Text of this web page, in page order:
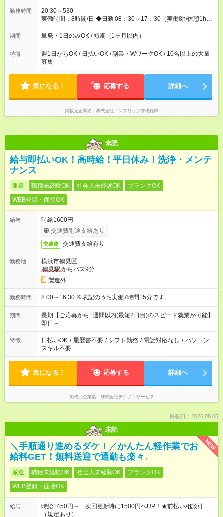
す！ 業者さんと協力し合って、早く仕事を終えるほど、お
得……！ ◆その他 資格応援手当・隊長手当等 アルバイトから社
おります☆ 【試用期間】試用期間なし
勤務時間
20:30～530
実働時間：8時間/日 ◆日勤 08：30～17：30（実働8h/休憩1h）
◆夜勤 20：30～翌05：30（実働8h/休憩1h） ※勤務地により勤
務時間は多少変動あり ◆希望のシフトで働ける！ 希望の勤務日
夜勤・深夜・早朝のお仕事もございます
期間 単発・1日のみOK / 短期（1ヶ月以内）
特徴
週1日からOK / 日払いOK / 副業・WワークOK / 10名以上の大量
募集
気になる！ 応募する 詳細へ
掲載元企業名 株式会社エンブリッジ警備保障
未読
給与即払いOK！高時給！平日休み！洗浄・メンテ
ナンス
派遣 職種未経験OK 社会人未経験OK
ブランクOK
WEB登録・面接OK
給与
時給1600円
交通費別途支給あり
交通費 交通費支給有り
勤務地
横浜市鶴見区
鶴見駅からバス9分
製造外
勤務時間 8:00～16:30 ※表記のうち実働7時間15分です。
期間
長期【ご応募から1週間以内(最短2日目)のスピード就業が可能】
即日～
特徴 日払いOK / 履歴書不要 / シフト勤務 / 電話対応なし / パソコン
スキル不要
気になる！ 応募する 詳細へ
掲載元企業名 株式会社テクノ・サービス
掲載日：2026.08.05
未読
NEW
＼手順通り進めるダケ！／かんたん軽作業でお
給料GET！無料送迎で通勤も楽々♩
派遣 職種未経験OK 社会人未経験OK
ブランクOK
WEB登録・面接OK
給与
時給1450円～ 次回更新時に1500円へUP！★前払い相談可
（規定あり）